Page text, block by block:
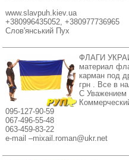
www.slavpuh.kiev.ua
+380996435052, +380977736965
Слов'янський Пух
ФЛАГИ
материал
карман под
грн . Все в
С Уважением
095-127-90-59
067-496-55-48
063-459-83-22
e-mail –mixail.roman@ukr.net